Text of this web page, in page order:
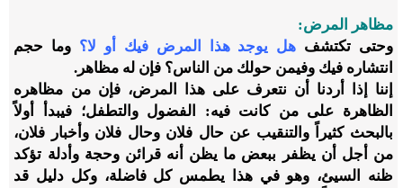
مظاهر المرض:
وحتى تكتشف هل يوجد هذا المرض فيك أو لا؟ وما حجم
انتشاره فيك وفيمن حولك من الناس؟ فإن له مظاهر.
إننا إذا أردنا أن نتعرف على هذا المرض، فإن من مظاهره
الظاهرة على من كانت فيه: الفضول والتطفل؛ فيبدأ أولاً
بالبحث كثيراً والتنقيب عن حال فلان وحال فلان وأخبار فلان،
من أجل أن يظفر ببعض ما يظن أنه قرائن وحجة وأدلة تؤكد
ظنه السيئ، وهو في هذا يطمس كل فاضلة، وكل دليل قد